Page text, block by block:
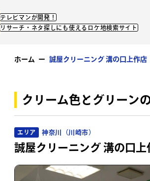
テレビマンが開発！
リサーチ・ネタ探しにも使えるロケ地検索サイト
ホーム ー 誠屋クリーニング 溝の口上作店
クリーム色とグリーン
エリア 神奈川（川崎市）
誠屋クリーニング 溝の口上